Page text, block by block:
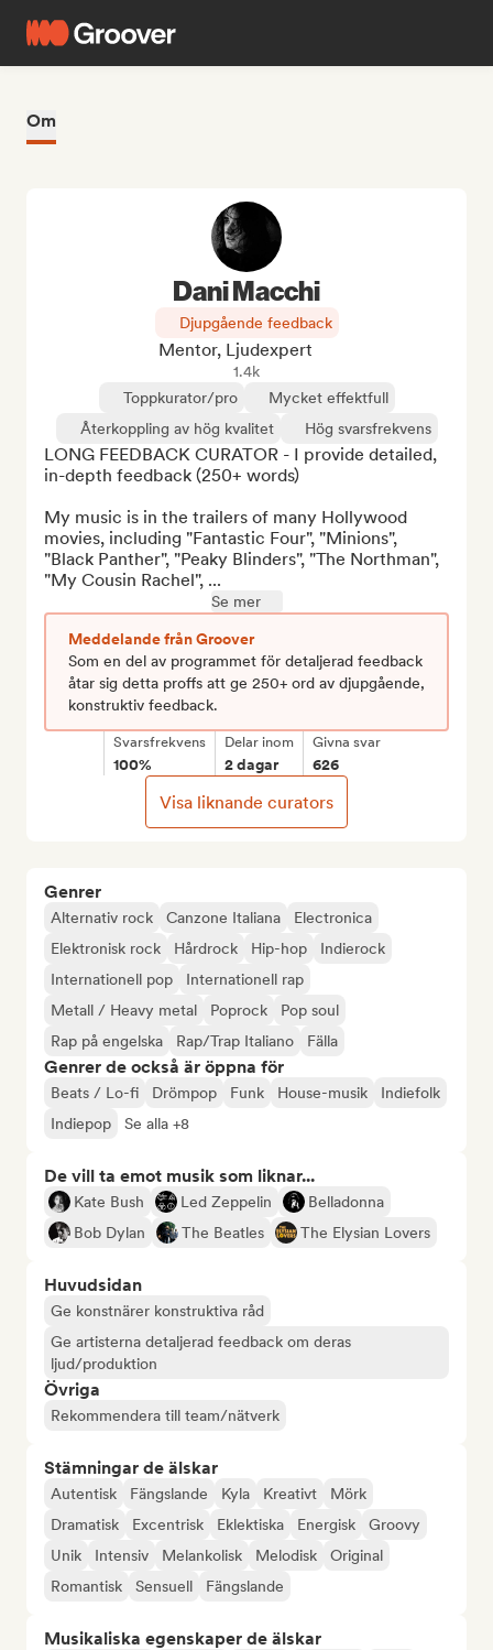
Om
Genrer
Alternativ rock Canzone Italiana
Electronica
Elektronisk rock
Hårdrock Hip-hop
Indierock
Internationell pop
Internationell rap
Metall / Heavy metal
Poprock
Pop soul
Rap på engelska
Rap/Trap Italiano Fälla
Genrer de också är öppna för
Beats / Lo-fi Drömpop Funk House-musik
Indiefolk
Indiepop
Se alla +8
De vill ta emot musik som liknar...
Kate Bush Led Zeppelin
Belladonna
Bob Dylan
The Beatles The Elysian Lovers
Huvudsidan
Ge konstnärer konstruktiva råd
Ge artisterna detaljerad feedback om deras
ljud/produktion
Övriga
Rekommendera till team/nätverk
Stämningar de älskar
Autentisk Fängslande Kyla Kreativt
Mörk
Dramatisk
Excentrisk Eklektiska Energisk
Groovy
Unik
Intensiv Melankolisk Melodisk
Original
Romantisk
Sensuell Fängslande
Musikaliska egenskaper de älskar
Dani Macchi
Djupgående feedback
Mentor, Ljudexpert
1.4k
Toppkurator/pro
Mycket effektfull
Återkoppling av hög kvalitet
Hög svarsfrekvens
LONG FEEDBACK CURATOR - I provide detailed,
in-depth feedback (250+ words)
My music is in the trailers of many Hollywood
movies, including "Fantastic Four", "Minions",
"Black Panther", "Peaky Blinders", "The Northman",
"My Cousin Rachel", ...
Se mer
Meddelande från Groover
Som en del av programmet för detaljerad feedback
åtar sig detta proffs att ge 250+ ord av djupgående,
konstruktiv feedback.
Svarsfrekvens
100%
Delar inom
2 dagar
Givna svar
626
Visa liknande curators